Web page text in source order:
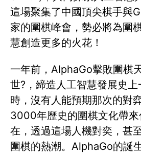
這場聚集了中國頂尖棋手與
家的圍棋峰會，勢必將為圍
慧創造更多的火花！
一年前，AlphaGo擊敗圍棋
世?，締造人工智慧發展史
時，沒有人能預期那次的對
3000年歷史的圍棋文化帶
在，透過這場人機對奕，甚
圍棋的熱潮。AlphaGo的誕